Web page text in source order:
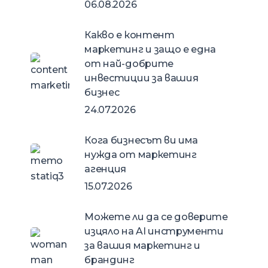
06.08.2026
Какво е контент
маркетинг и защо е една
от най-добрите
инвестиции за вашия
бизнес
24.07.2026
Кога бизнесът ви има
нужда от маркетинг
агенция
15.07.2026
Можете ли да се доверите
изцяло на AI инструменти
за вашия маркетинг и
брандинг